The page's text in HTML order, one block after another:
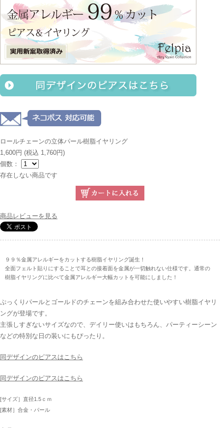
ロールチェーンの立体パール樹脂イヤリング
1,600円 (税込 1,760円)
個数：
存在しない商品です
商品レビューを見る
９９％金属アレルギーをカットする樹脂イヤリング誕生！
全面フェルト貼りにすることで耳との接着面を金属が一切触れない仕様です。通常の
樹脂イヤリングに比べて金属アレルギー大幅カットを可能にしました！
ぷっくりパールとゴールドのチェーンを組み合わせた使いやすい樹脂イヤリ
ングが登場です。
主張しすぎないサイズなので、デイリー使いはもちろん、パーティーシーン
などの特別な日の装いにもぴったり。
同デザインのピアスはこちら
同デザインのピアスはこちら
[サイズ］直径1.5ｃｍ
[素材］合金・パール